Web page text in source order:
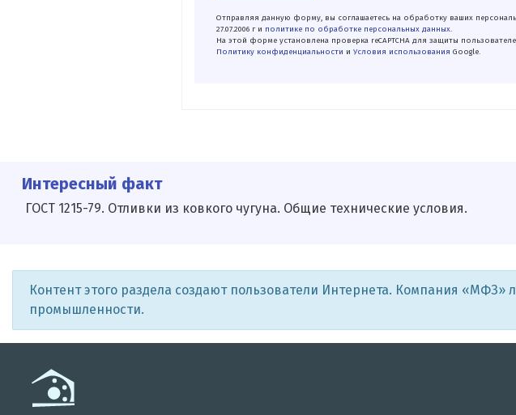
Отправляя данную форму, вы соглашаетесь на обработку ваших
27.07.2006 г и политике по обработке персональных данных.
На этой форме установлена проверка reCAPTCHA для защиты
Политику конфиденциальности и Условия использования Google.
Интересный факт
ГОСТ 1215-79. Отливки из ковкого чугуна. Общие технические условия.
Контент этого раздела создают пользователи Интернета. Компания
промышленности.